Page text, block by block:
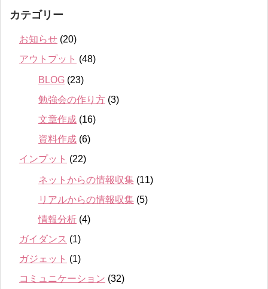
カテゴリー
お知らせ (20)
アウトプット (48)
BLOG (23)
勉強会の作り方 (3)
文章作成 (16)
資料作成 (6)
インプット (22)
ネットからの情報収集 (11)
リアルからの情報収集 (5)
情報分析 (4)
ガイダンス (1)
ガジェット (1)
コミュニケーション (32)